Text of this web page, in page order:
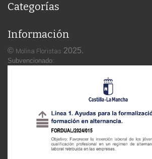
Categorías
Información
© Molina Floristas 2025.
Subvencionado: